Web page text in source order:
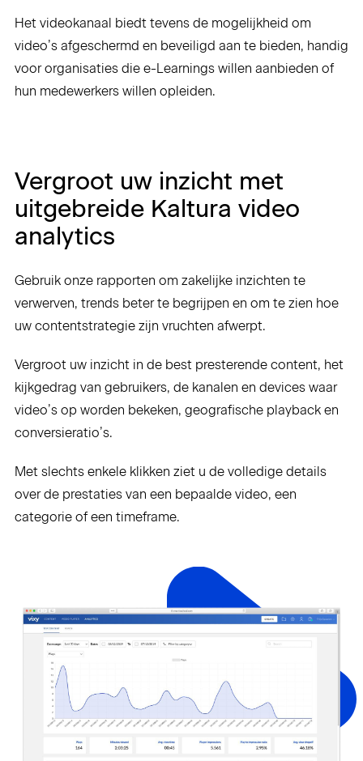
Het videokanaal biedt tevens de mogelijkheid om
video’s afgeschermd en beveiligd aan te bieden, handig
voor organisaties die e-Learnings willen aanbieden of
hun medewerkers willen opleiden.
Vergroot uw inzicht met
uitgebreide Kaltura video
analytics
Gebruik onze rapporten om zakelijke inzichten te
verwerven, trends beter te begrijpen en om te zien hoe
uw contentstrategie zijn vruchten afwerpt.
Vergroot uw inzicht in de best presterende content, het
kijkgedrag van gebruikers, de kanalen en devices waar
video’s op worden bekeken, geografische playback en
conversieratio’s.
Met slechts enkele klikken ziet u de volledige details
over de prestaties van een bepaalde video, een
categorie of een timeframe.